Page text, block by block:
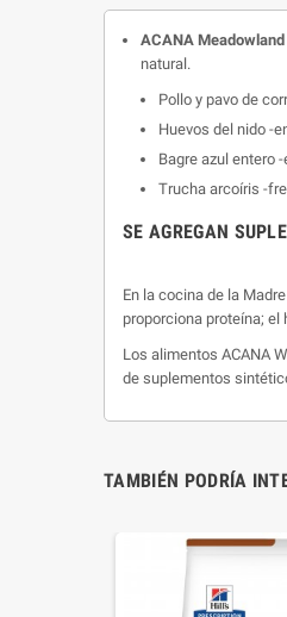
ACANA Meadowland
natural.
Pollo y pavo de
Huevos del nido -
Bagre azul entero
Trucha arcoíris -
SE AGREGAN
En la cocina de la
proporciona proteína;
Los alimentos ACANA
de suplementos
TAMBIÉN PODRÍA